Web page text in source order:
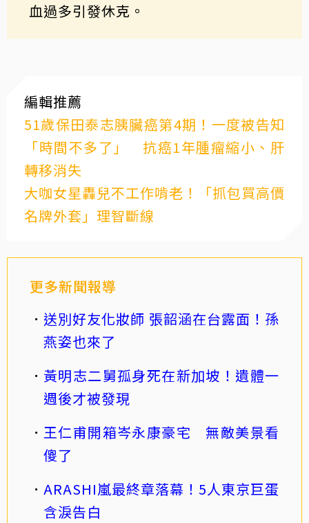
血過多引發休克。
編輯推薦
51歲保田泰志胰臟癌第4期！一度被告知
「時間不多了」 抗癌1年腫瘤縮小、肝
轉移消失
大咖女星轟兒不工作啃老！「抓包買高價
名牌外套」理智斷線
更多新聞報導
送別好友化妝師 張韶涵在台露面！孫
燕姿也來了
黃明志二舅孤身死在新加坡！遺體一
週後才被發現
王仁甫開箱岑永康豪宅 無敵美景看
傻了
ARASHI嵐最終章落幕！5人東京巨蛋
含淚告白